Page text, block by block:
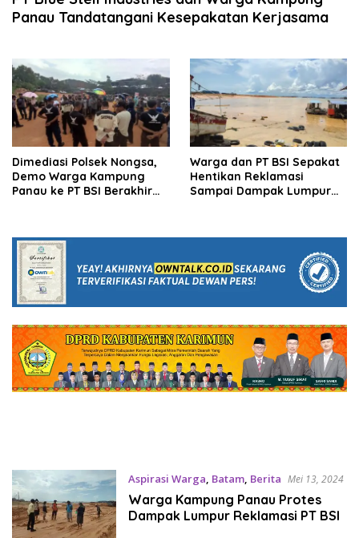
Panau Tandatangani Kesepakatan Kerjasama
Dimediasi Polsek Nongsa,
Demo Warga Kampung
Panau ke PT BSI Berakhir
Warga dan PT BSI Sepakat
Hentikan Reklamasi
Sampai Dampak Lumpur
Aspirasi Warga Batam, Berita Mei 13, 2024
Warga Kampung Panau Protes
Dampak Lumpur Reklamasi PT BSI